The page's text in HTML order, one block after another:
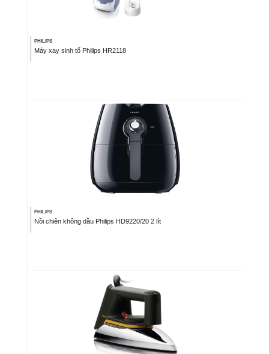
PHILIPS
Máy xay sinh tố Philips HR2118
PHILIPS
Nồi chiên không dầu Philips HD9220/20 2 lít